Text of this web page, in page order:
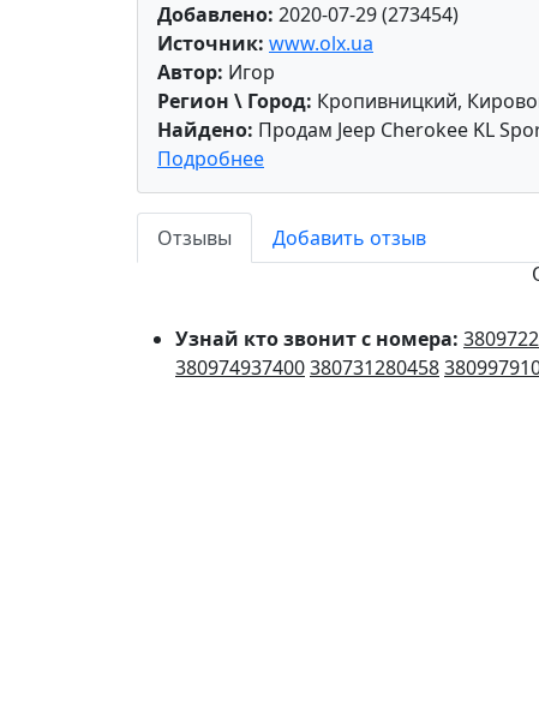
Добавлено: 2020-07-29 (273454)
Источник: www.olx.ua
Автор: Игор
Регион \ Город: Кропивницкий,
Найдено: Продам Jeep Cherokee KL
Подробнее
Отзывы
Добавить отзыв
Узнай кто звонит с номера:
380974937400380731280458